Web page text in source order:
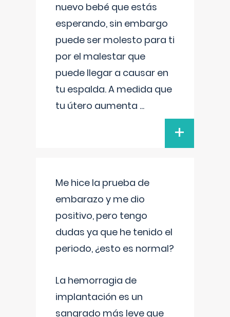
nuevo bebé que estás
esperando, sin embargo
puede ser molesto para ti
por el malestar que
puede llegar a causar en
tu espalda. A medida que
tu útero aumenta ...
+
Me hice la prueba de
embarazo y me dio
positivo, pero tengo
dudas ya que he tenido el
periodo, ¿esto es normal?
La hemorragia de
implantación es un
sangrado más leve que